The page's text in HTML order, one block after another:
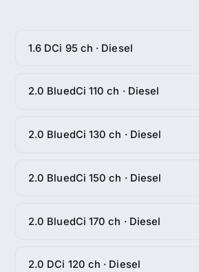
1.6 DCi 95 ch · Diesel
2.0 BluedCi 110 ch · Diesel
2.0 BluedCi 130 ch · Diesel
2.0 BluedCi 150 ch · Diesel
2.0 BluedCi 170 ch · Diesel
2.0 DCi 120 ch · Diesel